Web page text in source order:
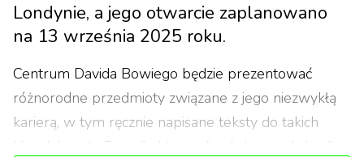
Londynie, a jego otwarcie zaplanowano
na 13 września 2025 roku.
Centrum Davida Bowiego będzie prezentować
różnorodne przedmioty związane z jego niezwykłą
karierą, w tym ręcznie napisane teksty do takich
klasyków jak „Fame", „Heroes" i „Ashes to Ashes",